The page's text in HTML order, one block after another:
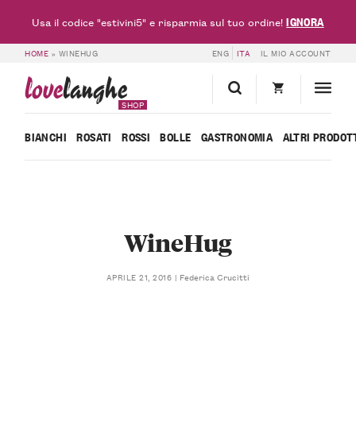
HOME » WINEHUG ENG ITA IL MIO ACCOUNT
lovelanghe
SHOP
BIANCHI ROSATI ROSSI BOLLE GASTRONOMIA ALTRI
WineHug
APRILE 21, 2016 Federica Crucitti
Usa il codice "estivini5" e risparmia sul tuo ordine!IGNORA